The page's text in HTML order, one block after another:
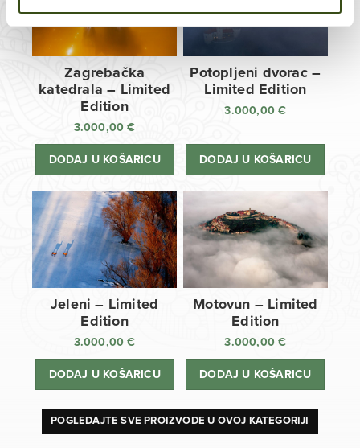
Zagrebačka
katedrala – Limited
Edition
3.000,00€
DODAJ U KOŠARICU
Potopljeni dvorac –
Limited Edition
3.000,00€
DODAJ U KOŠARICU
Jeleni – Limited
Edition
3.000,00€
DODAJ U KOŠARICU
Motovun – Limited
Edition
3.000,00€
DODAJ U KOŠARICU
POGLEDAJTE SVE PROIZVODE U OVOJ KATEGORIJI